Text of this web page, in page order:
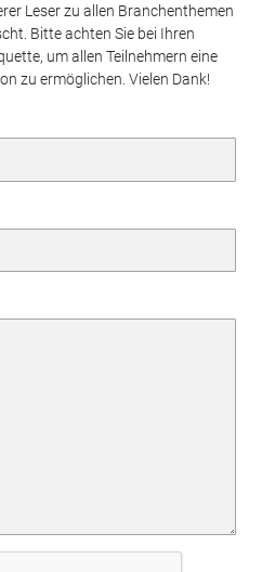
Leser zu allen Branchenthemen
Bitte achten Sie bei Ihren
um allen Teilnehmern eine
zu ermöglichen. Vielen Dank!